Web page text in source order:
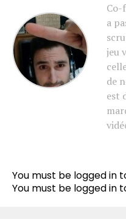
Co-
a
jeu
de
est
You must be logged in
You must be logged in